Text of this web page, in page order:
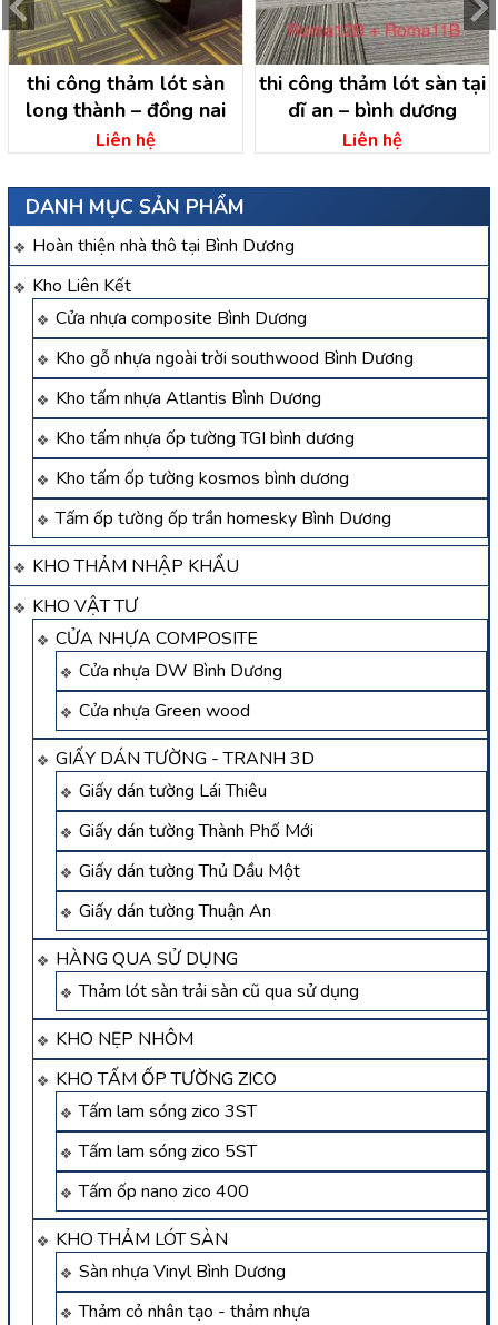
DANH MỤC SẢN PHẨM
Hoàn thiện nhà thô tại Bình Dương
Kho Liên Kết
Cửa nhựa composite Bình Dương
Kho gỗ nhựa ngoài trời southwood Bình Dương
Kho tấm nhựa Atlantis Bình Dương
Kho tấm nhựa ốp tường TGI bình dương
Kho tấm ốp tường kosmos bình dương
Tấm ốp tường ốp trần homesky Bình Dương
KHO THẢM NHẬP KHẨU
KHO VẬT TƯ
CỬA NHỰA COMPOSITE
Cửa nhựa DW Bình Dương
Cửa nhựa Green wood
GIẤY DÁN TƯỜNG - TRANH 3D
Giấy dán tường Lái Thiêu
Giấy dán tường Thành Phố Mới
Giấy dán tường Thủ Dầu Một
Giấy dán tường Thuận An
HÀNG QUA SỬ DỤNG
Thảm lót sàn trải sàn cũ qua sử dụng
KHO NẸP NHÔM
KHO TẤM ỐP TƯỜNG ZICO
Tấm lam sóng zico 3ST
Tấm lam sóng zico 5ST
Tấm ốp nano zico 400
KHO THẢM LÓT SÀN
Sàn nhựa Vinyl Bình Dương
Thảm cỏ nhân tạo - thảm nhựa
thi công thảm lót sàn
long thành – đồng nai
Liên hệ
thi công thảm lót sàn tại
dĩ an – bình dương
Liên hệ